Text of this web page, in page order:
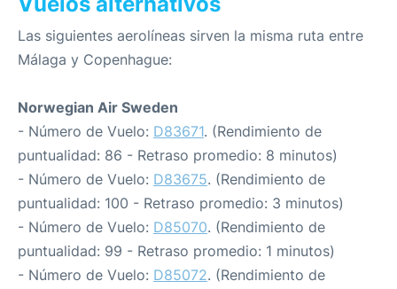
Las siguientes aerolíneas sirven la misma ruta entre
Málaga y Copenhague:
Norwegian Air Sweden
- Número de Vuelo: D83671. (Rendimiento de
puntualidad: 86 - Retraso promedio: 8 minutos)
- Número de Vuelo: D83675. (Rendimiento de
puntualidad: 100 - Retraso promedio: 3 minutos)
- Número de Vuelo: D85070. (Rendimiento de
puntualidad: 99 - Retraso promedio: 1 minutos)
- Número de Vuelo: D85072. (Rendimiento de